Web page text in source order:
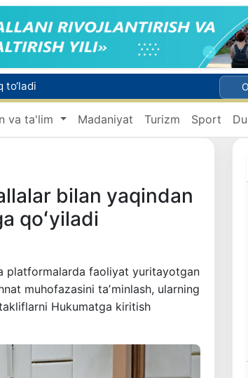
to‘ladi
Migratsiya agentligida 1 mlrd so‘mdan ortiq mablag‘ talon-toroj qilingani fosh etildi
Chet tilini bilish darajasini aniqlash bo‘yicha malaka imtihonlari o‘tkaziladi
va ta'lim Madaniyat Turizm Sport
bilan yaqindan
qoʻyiladi
platformalarda faoliyat yuritayotgan
muhofazasini taʼminlash, ularning
Hukumatga kiritish